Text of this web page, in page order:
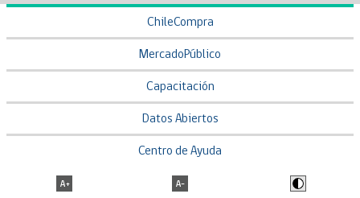
ChileCompra
MercadoPúblico
Capacitación
Datos Abiertos
Centro de Ayuda